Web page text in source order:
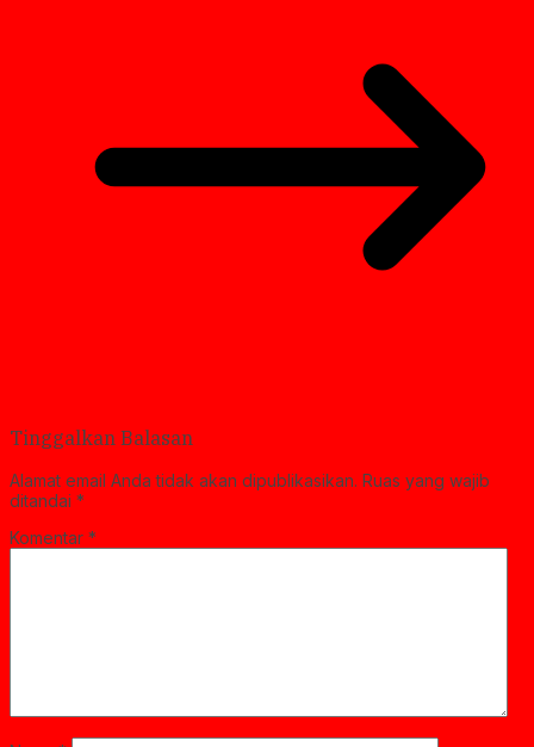
Tinggalkan Balasan
Alamat email Anda tidak akan dipublikasikan. Ruas yang wajib
ditandai *
Komentar *